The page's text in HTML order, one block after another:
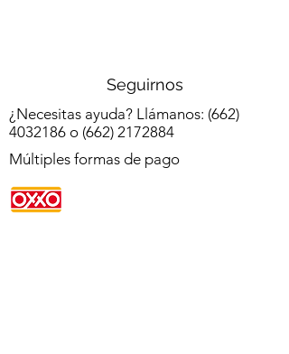
Seguirnos
¿Necesitas ayuda? Llámanos: (662)
4032186 o (662) 2172884
Múltiples formas de pago